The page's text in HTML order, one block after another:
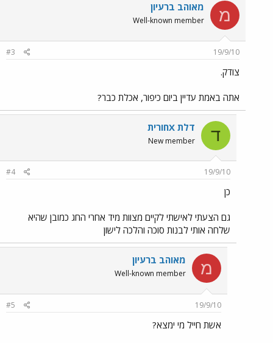
מ מאוהב ברעיון
Well-known member
19/9/10
#3
צודק.
אתה באמת עדיין ביום כיפור, אכלת כבר?
ד דלת Xחורית
New member
19/9/10
#4
כן
גם הצעתי לאישתי לקיים מצוות מיד אחרי החג כמובן שהיא
שלחה אותי לבנות סוכה והלכה לישון
מ מאוהב ברעיון
Well-known member
19/9/10
#5
אשת חייל מי ימצא?